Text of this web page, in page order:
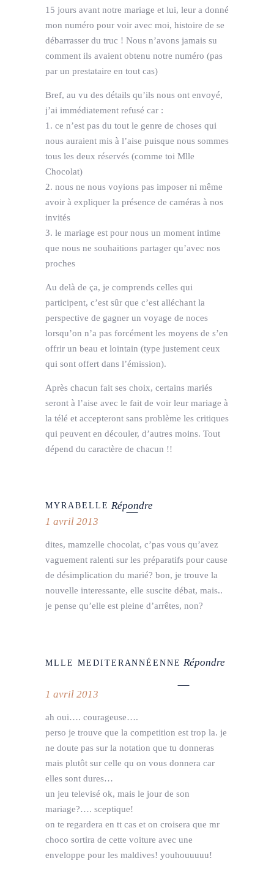
15 jours avant notre mariage et lui, leur a donné
mon numéro pour voir avec moi, histoire de se
débarrasser du truc ! Nous n’avons jamais su
comment ils avaient obtenu notre numéro (pas
par un prestataire en tout cas)
Bref, au vu des détails qu’ils nous ont envoyé,
j’ai immédiatement refusé car :
1. ce n’est pas du tout le genre de choses qui
nous auraient mis à l’aise puisque nous sommes
tous les deux réservés (comme toi Mlle
Chocolat)
2. nous ne nous voyions pas imposer ni même
avoir à expliquer la présence de caméras à nos
invités
3. le mariage est pour nous un moment intime
que nous ne souhaitions partager qu’avec nos
proches
Au delà de ça, je comprends celles qui
participent, c’est sûr que c’est alléchant la
perspective de gagner un voyage de noces
lorsqu’on n’a pas forcément les moyens de s’en
offrir un beau et lointain (type justement ceux
qui sont offert dans l’émission).
Après chacun fait ses choix, certains mariés
seront à l’aise avec le fait de voir leur mariage à
la télé et accepteront sans problème les critiques
qui peuvent en découler, d’autres moins. Tout
dépend du caractère de chacun !!
MYRABELLE Répondre
1 avril 2013
dites, mamzelle chocolat, c’pas vous qu’avez
vaguement ralenti sur les préparatifs pour cause
de désimplication du marié? bon, je trouve la
nouvelle interessante, elle suscite débat, mais..
je pense qu’elle est pleine d’arrêtes, non?
MLLE MEDITERANNÉENNE Répondre
1 avril 2013
ah oui…. courageuse….
perso je trouve que la competition est trop la. je
ne doute pas sur la notation que tu donneras
mais plutôt sur celle qu on vous donnera car
elles sont dures…
un jeu televisé ok, mais le jour de son
mariage?…. sceptique!
on te regardera en tt cas et on croisera que mr
choco sortira de cette voiture avec une
enveloppe pour les maldives! youhouuuuu!